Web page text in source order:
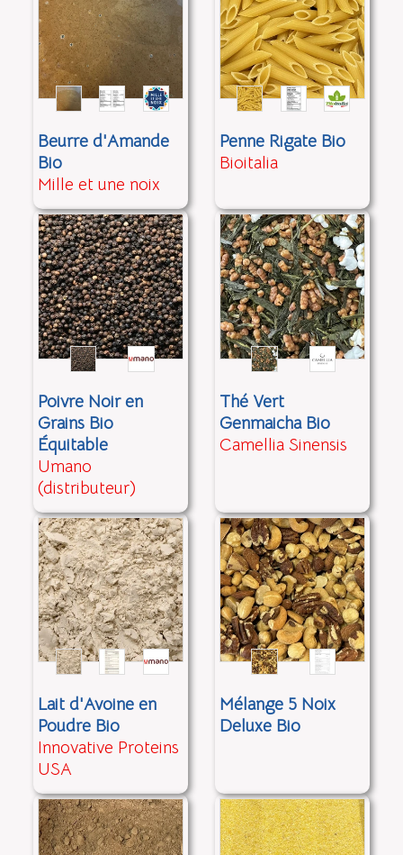
Beurre d'Amande
Bio
Mille et une noix
Penne Rigate Bio
Bioitalia
Poivre Noir en
Grains Bio
Équitable
Umano
(distributeur)
Thé Vert
Genmaicha Bio
Camellia Sinensis
Lait d'Avoine en
Poudre Bio
Innovative Proteins
USA
Mélange 5 Noix
Deluxe Bio